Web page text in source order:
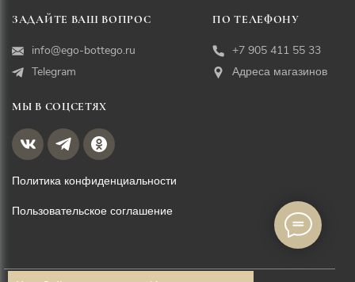
ЗАДАЙТЕ ВАШ ВОПРОС
info@ego-bottego.ru
Telegram
ПО ТЕЛЕФОНУ
+7 905 411 55 33
Адреса магазинов
МЫ В СОЦСЕТЯХ
Политика конфиденциальности
Пользовательское соглашение